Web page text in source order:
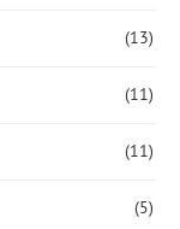
(13)
(11)
(11)
(5)